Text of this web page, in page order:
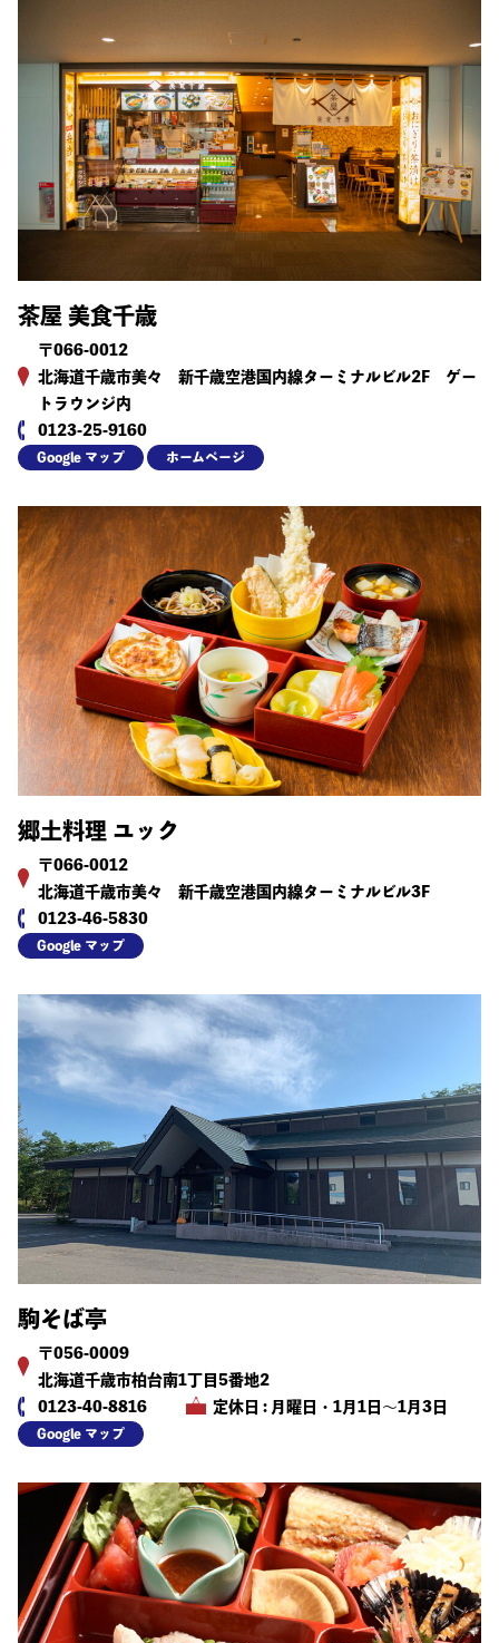
茶屋 美食千歳
〒066-0012
北海道千歳市美々 新千歳空港国内線ターミナルビル2F ゲー
トラウンジ内
0123-25-9160
Google マップ ホームページ
郷土料理 ユック
〒066-0012
北海道千歳市美々 新千歳空港国内線ターミナルビル3F
0123-46-5830
Google マップ
駒そば亭
〒056-0009
北海道千歳市柏台南1丁目5番地2
0123-40-8816
定休日 : 月曜日・1月1日～1月3日
Google マップ